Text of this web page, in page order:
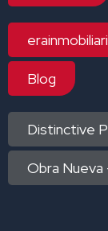
Blog
Distinctive
Obra Nueva